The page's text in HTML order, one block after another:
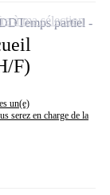
F)
un(e)
serez en charge de la
Temps partiel
à ma sélection